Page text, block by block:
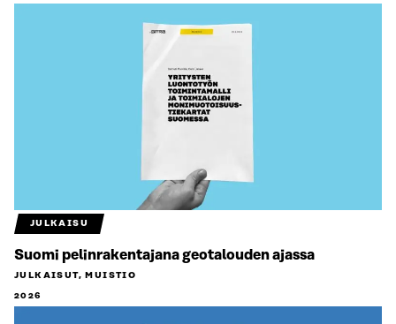
JULKAISU
Suomi pelinrakentajana geotalouden ajassa
JULKAISUT, MUISTIO
2026